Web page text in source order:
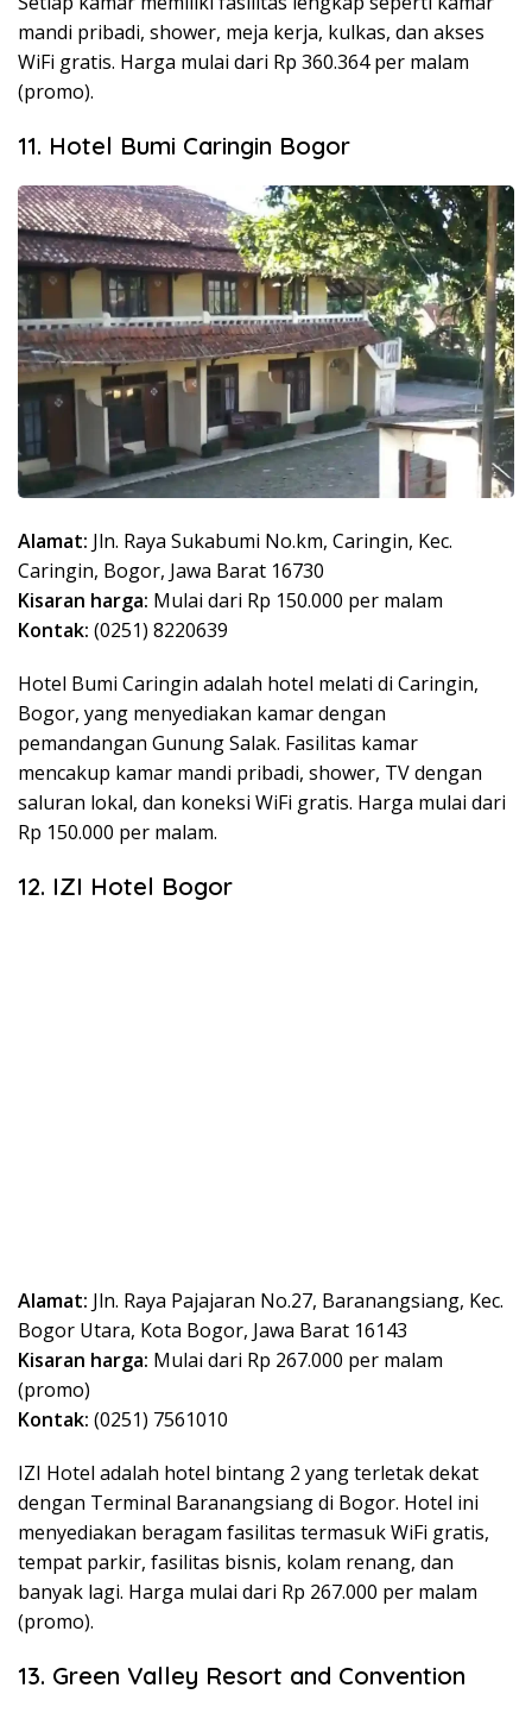
mandi pribadi, shower, meja kerja, kulkas, dan akses
WiFi gratis. Harga mulai dari Rp 360.364 per malam
(promo).
11. Hotel Bumi Caringin Bogor
Alamat: Jln. Raya Sukabumi No.km, Caringin, Kec.
Caringin, Bogor, Jawa Barat 16730
Kisaran harga: Mulai dari Rp 150.000 per malam
Kontak: (0251) 8220639
Hotel Bumi Caringin adalah hotel melati di Caringin,
Bogor, yang menyediakan kamar dengan
pemandangan Gunung Salak. Fasilitas kamar
mencakup kamar mandi pribadi, shower, TV dengan
saluran lokal, dan koneksi WiFi gratis. Harga mulai dari
Rp 150.000 per malam.
12. IZI Hotel Bogor
Alamat: Jln. Raya Pajajaran No.27, Baranangsiang, Kec.
Bogor Utara, Kota Bogor, Jawa Barat 16143
Kisaran harga: Mulai dari Rp 267.000 per malam
(promo)
Kontak: (0251) 7561010
IZI Hotel adalah hotel bintang 2 yang terletak dekat
dengan Terminal Baranangsiang di Bogor. Hotel ini
menyediakan beragam fasilitas termasuk WiFi gratis,
tempat parkir, fasilitas bisnis, kolam renang, dan
banyak lagi. Harga mulai dari Rp 267.000 per malam
(promo).
13. Green Valley Resort and Convention